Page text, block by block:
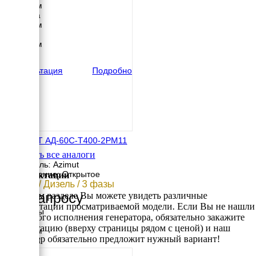
2220 мм
Ширина
1040 мм
1420 мм
Консультация
Подробно
АЗИМУТ АД-60С-Т400-2РМ11
Двигатель: Azimut
Исполнение: Открытое
60 кВт / Дизель / 3 фазы
По запросу
Размеры
2200 мм
Ширина
Смотреть все аналоги
Комплектации
В данном разделе Вы можете увидеть различные
комплектации просматриваемой модели. Если Вы не нашли
требуемого исполнения генератора, обязательно закажите
консультацию (вверху страницы рядом с ценой) и наш
менеджер обязательно предложит нужный вариант!